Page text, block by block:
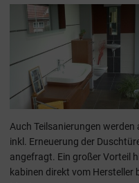
Auch Teilsanierungen
inkl. Erneuerung der
angefragt. Ein großer Vorteil
kabinen direkt vom Hersteller